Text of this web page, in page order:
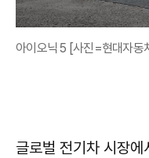
아이오닉 5 [사진=현대자동
글로벌 전기차 시장